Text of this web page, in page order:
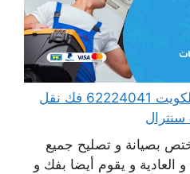
فني تكييف مركزي هندي الكويت 62224041 فك نقل
سنترال
بصيانة و تصليح جميع
العادية و يقوم أيضا بفك و